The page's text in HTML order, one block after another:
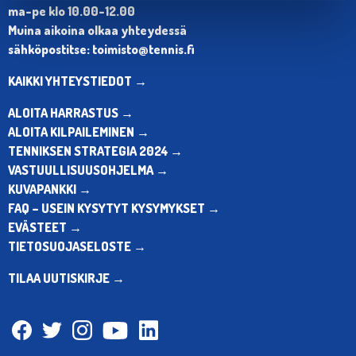
ma-pe klo 10.00-12.00
Muina aikoina olkaa yhteydessä
sähköpostitse: toimisto@tennis.fi
KAIKKI YHTEYSTIEDOT →
ALOITA HARRASTUS →
ALOITA KILPAILEMINEN →
TENNIKSEN STRATEGIA 2024 →
VASTUULLISUUSOHJELMA →
KUVAPANKKI →
FAQ – USEIN KYSYTYT KYSYMYKSET →
EVÄSTEET →
TIETOSUOJASELOSTE →
TILAA UUTISKIRJE →